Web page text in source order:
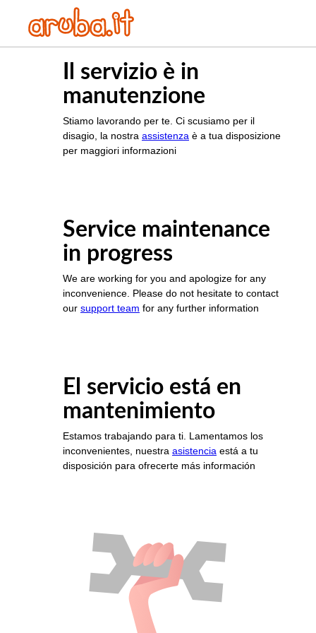
Il servizio è in
manutenzione
Stiamo lavorando per te. Ci scusiamo per il
disagio, la nostra assistenza è a tua disposizione
per maggiori informazioni
Service maintenance
in progress
We are working for you and apologize for any
inconvenience. Please do not hesitate to contact
our support team for any further information
El servicio está en
mantenimiento
Estamos trabajando para ti. Lamentamos los
inconvenientes, nuestra asistencia está a tu
disposición para ofrecerte más información